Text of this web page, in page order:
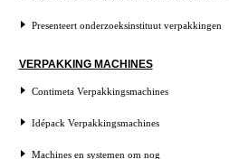
Presenteert onderzoeksinstituut verpakkingen
VERPAKKING MACHINES
Contimeta Verpakkingsmachines
Idépack Verpakkingsmachines
Machines en systemen om nog